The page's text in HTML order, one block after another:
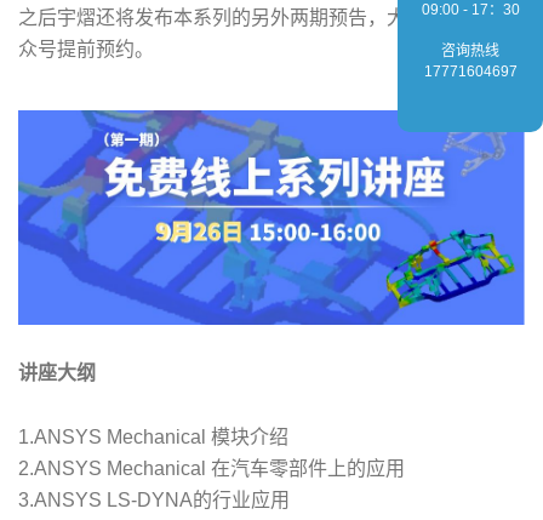
之后宇熠还将发布本系列的另外两期预告，大家可以关注公
众号提前预约。
讲座大纲
1.ANSYS Mechanical 模块介绍
2.ANSYS Mechanical 在汽车零部件上的应用
3.ANSYS LS-DYNA的行业应用
09:00 - 17：30
咨询热线
17771604697